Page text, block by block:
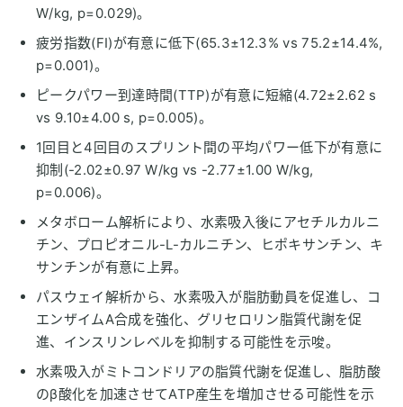
W/kg, p=0.029)。
疲労指数(FI)が有意に低下(65.3±12.3% vs 75.2±14.4%,
p=0.001)。
ピークパワー到達時間(TTP)が有意に短縮(4.72±2.62 s
vs 9.10±4.00 s, p=0.005)。
1回目と4回目のスプリント間の平均パワー低下が有意に
抑制(-2.02±0.97 W/kg vs -2.77±1.00 W/kg,
p=0.006)。
メタボローム解析により、水素吸入後にアセチルカルニ
チン、プロピオニル-L-カルニチン、ヒポキサンチン、キ
サンチンが有意に上昇。
パスウェイ解析から、水素吸入が脂肪動員を促進し、コ
エンザイムA合成を強化、グリセロリン脂質代謝を促
進、インスリンレベルを抑制する可能性を示唆。
水素吸入がミトコンドリアの脂質代謝を促進し、脂肪酸
のβ酸化を加速させてATP産生を増加させる可能性を示